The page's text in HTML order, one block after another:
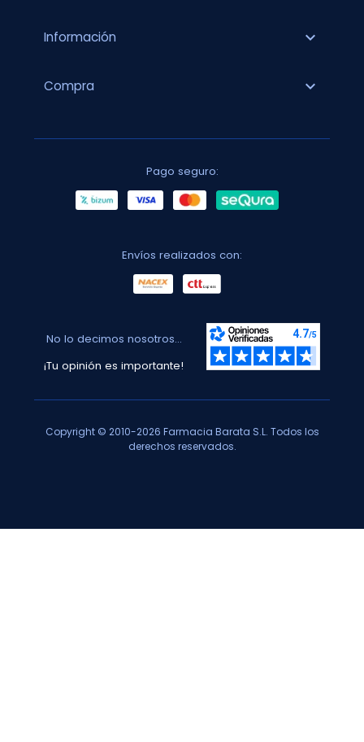
Información expand_more
Compra expand_more
Pago seguro:
Envíos realizados con:
No lo decimos nosotros...
¡Tu opinión es importante!
Copyright © 2010-2026 Farmacia Barata S.L. Todos los
derechos reservados.